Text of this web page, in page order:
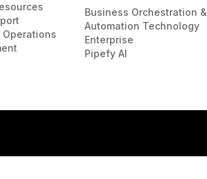
Operations
Business Orchestration &
Automation Technology
Enterprise
Pipefy AI